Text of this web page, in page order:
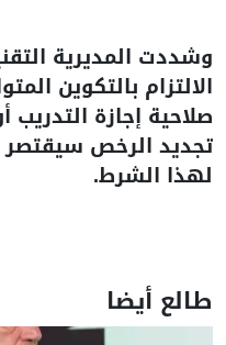
وشددت المديرية
الالتزام بالتكوين
صلاحية إجازة
تجديد الرخص سيقتصر
لهذا الشرط.
طالع أيضا